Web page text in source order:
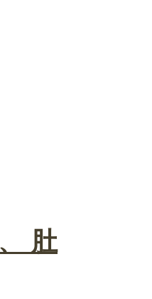
肚